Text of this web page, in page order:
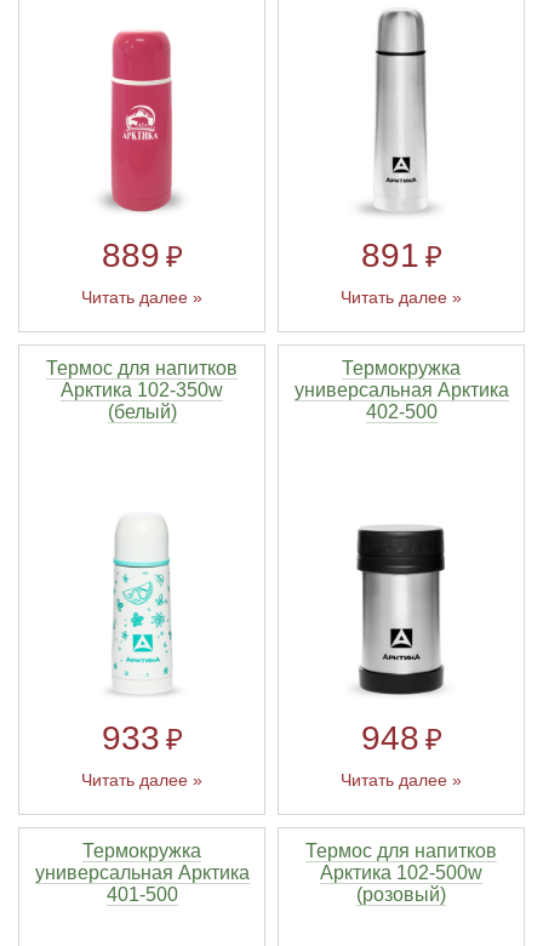
889 ₽
Читать далее »
891 ₽
Читать далее »
Термос для напитков
Арктика 102-350w
(белый)
933 ₽
Читать далее »
Термокружка
универсальная Арктика
402-500
948 ₽
Читать далее »
Термокружка
универсальная Арктика
401-500
Термос для напитков
Арктика 102-500w
(розовый)
Полочки для лука
Плунжеры для лука
Киссеры для лука
Ножи складные